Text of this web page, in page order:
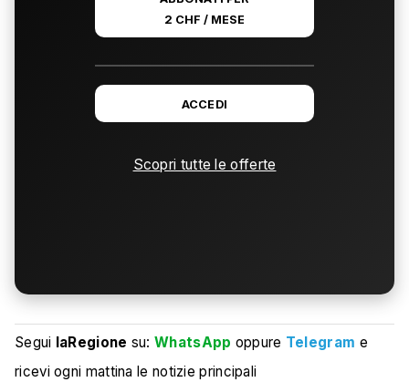
2 CHF / MESE
ACCEDI
Scopri tutte le offerte
Segui laRegione su:WhatsApp oppure Telegram e
ricevi ogni mattina le notizie principali